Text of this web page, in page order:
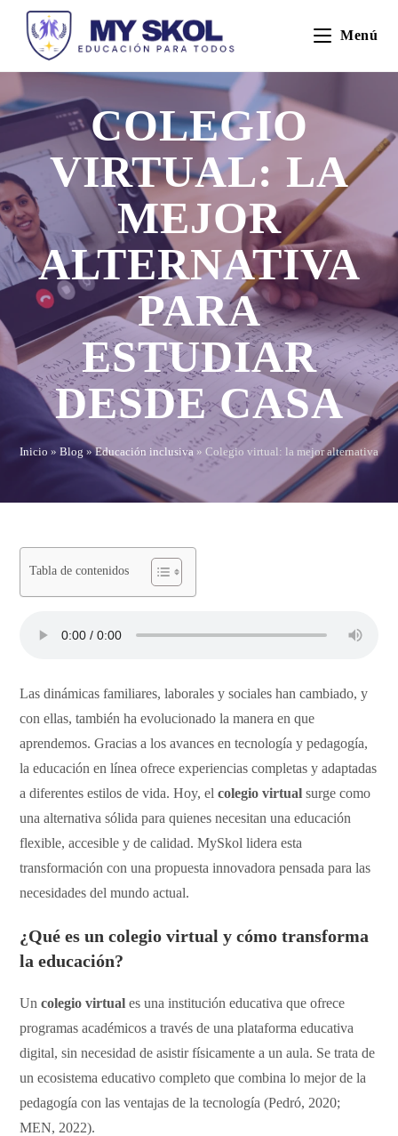
Menú
COLEGIO
VIRTUAL: LA
MEJOR
ALTERNATIVA
PARA
ESTUDIAR
DESDE CASA
Inicio »Blog»Educación inclusiva »Colegio virtual: la mejor alternativa
Tabla de contenidos
Las dinámicas familiares, laborales y sociales han cambiado, y
con ellas, también ha evolucionado la manera en que
aprendemos. Gracias a los avances en tecnología y pedagogía,
la educación en línea ofrece experiencias completas y adaptadas
a diferentes estilos de vida. Hoy, elcolegio virtual surge como
una alternativa sólida para quienes necesitan una educación
flexible, accesible y de calidad. MySkol lidera esta
transformación con una propuesta innovadora pensada para las
necesidades del mundo actual.
¿Qué es uncolegio virtual y cómo transforma
la educación?
Uncolegio virtual es una institución educativa que ofrece
programas académicos a través de una plataforma educativa
digital, sin necesidad de asistir físicamente a un aula. Se trata de
un ecosistema educativo completo que combina lo mejor de la
pedagogía con las ventajas de la tecnología (Pedró, 2020;
MEN, 2022).